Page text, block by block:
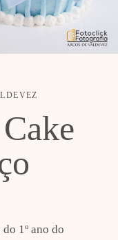
1º ano do